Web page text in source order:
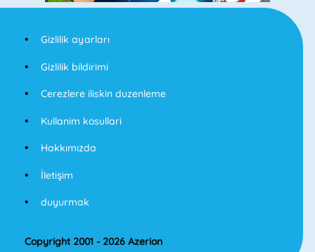
Gizlilik ayarları
Gizlilik bildirimi
Cerezlere iliskin duzenleme
Kullanim kosullari
Hakkımızda
İletişim
duyurmak
Copyright 2001 - 2026 Azerion